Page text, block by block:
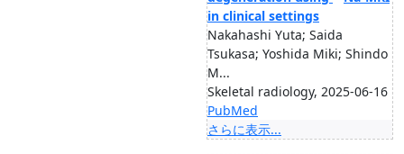
in clinical settings
Nakahashi Yuta; Saida
Tsukasa; Yoshida Miki; Shindo
M...
Skeletal radiology, 2025-06-16
PubMed
さらに表示...